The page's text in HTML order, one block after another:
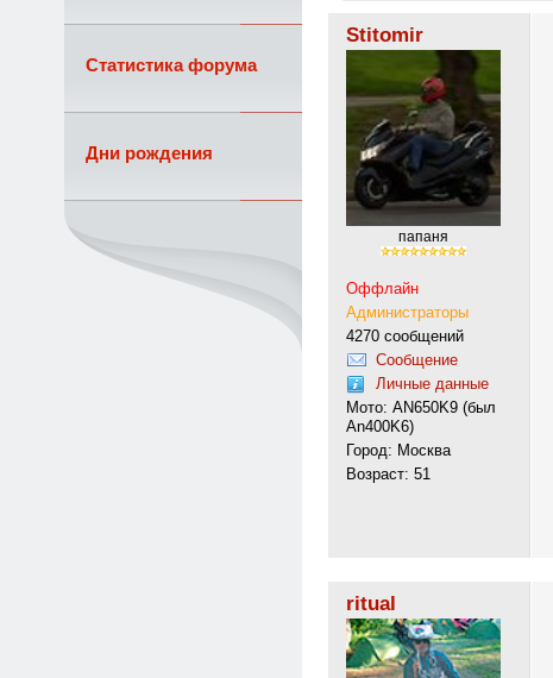
Stitomir
папаня
Оффлайн
Администраторы
4270 сообщений
Сообщение
Личные данные
Мото: AN650K9 (был
An400K6)
Город: Москва
Возраст: 51
ritual
Статистика форума
Дни рождения